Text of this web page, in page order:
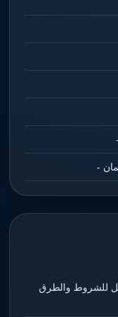
-
للشروط والطرق